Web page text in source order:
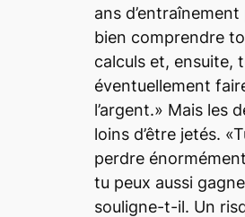
ans d’entraînement
bien comprendre
calculs et, ensuite,
éventuellement
l’argent.» Mais les
loins d’être jetés.
perdre
tu peux aussi
souligne-t-il. Un